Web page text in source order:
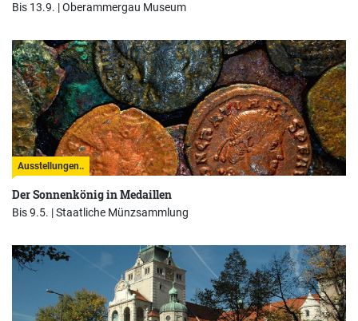
Bis 13.9. |Oberammergau Museum
Ausstellungen..
Der Sonnenkönig in Medaillen
Bis 9.5. |Staatliche Münzsammlung